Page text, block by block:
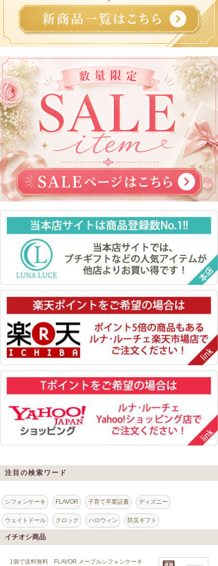
注目の検索ワード
シフォンケーキ FLAVOR 子育て卒業証書 ディズニー
ウェイトドール クロック ハロウィン 防災ギフト
イチオシ商品
1個で送料無料 FLAVOR メープルシフォンケーキ